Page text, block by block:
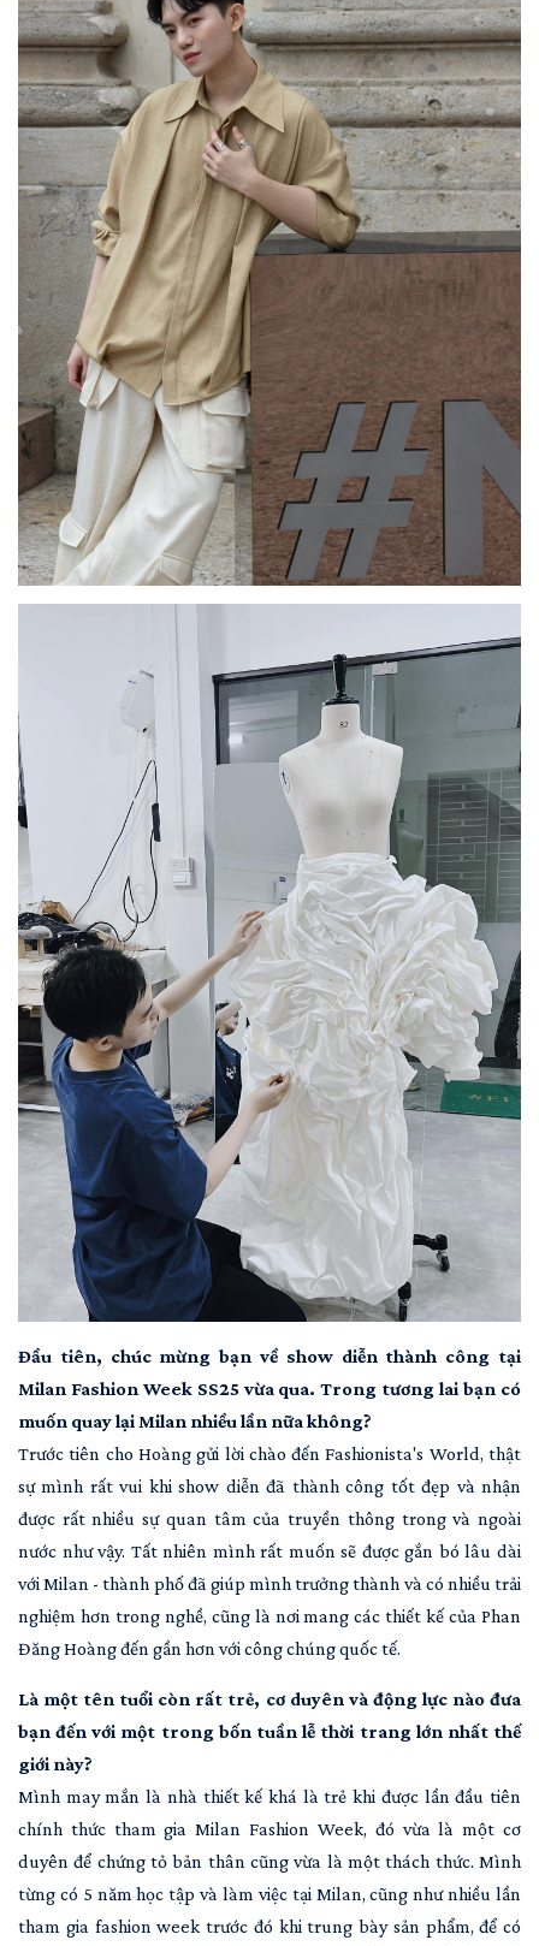
Đầu tiên, chúc mừng bạn về show diễn thành công tại
Milan Fashion Week SS25 vừa qua. Trong tương lai bạn có
muốn quay lại Milan nhiều lần nữa không?
Trước tiên cho Hoàng gửi lời chào đến Fashionista's World, thật
sự mình rất vui khi show diễn đã thành công tốt đẹp và nhận
được rất nhiều sự quan tâm của truyền thông trong và ngoài
nước như vậy. Tất nhiên mình rất muốn sẽ được gắn bó lâu dài
với Milan - thành phố đã giúp mình trưởng thành và có nhiều trải
nghiệm hơn trong nghề, cũng là nơi mang các thiết kế của Phan
Đăng Hoàng đến gần hơn với công chúng quốc tế.
Là một tên tuổi còn rất trẻ, cơ duyên và động lực nào đưa
bạn đến với một trong bốn tuần lễ thời trang lớn nhất thế
giới này?
Mình may mắn là nhà thiết kế khá là trẻ khi được lần đầu tiên
chính thức tham gia Milan Fashion Week, đó vừa là một cơ
duyên để chứng tỏ bản thân cũng vừa là một thách thức. Mình
từng có 5 năm học tập và làm việc tại Milan, cũng như nhiều lần
tham gia fashion week trước đó khi trung bày sản phẩm, để có